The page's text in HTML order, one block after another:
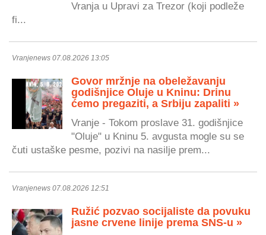
Vranja u Upravi za Trezor (koji podleže
fi...
Vranjenews 07.08.2026 13:05
Govor mržnje na obeležavanju
godišnjice Oluje u Kninu: Drinu
ćemo pregaziti, a Srbiju zapaliti »
Vranje - Tokom proslave 31. godišnjice
"Oluje" u Kninu 5. avgusta mogle su se
čuti ustaške pesme, pozivi na nasilje prem...
Vranjenews 07.08.2026 12:51
Ružić pozvao socijaliste da povuku
jasne crvene linije prema SNS-u »